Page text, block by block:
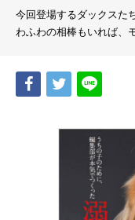
今回登場するダックスた
わふわの相棒もいれば、
Share Tweet